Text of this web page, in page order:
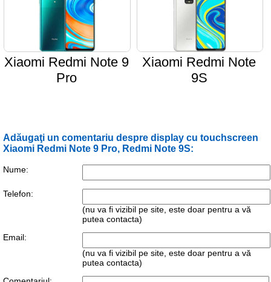
Xiaomi Redmi Note 9
Pro
Xiaomi Redmi Note
9S
Adăugaţi un comentariu despre display cu touchscreen
Xiaomi Redmi Note 9 Pro, Redmi Note 9S:
Nume:
Telefon:
(nu va fi vizibil pe site, este doar pentru a vă
putea contacta)
Email:
(nu va fi vizibil pe site, este doar pentru a vă
putea contacta)